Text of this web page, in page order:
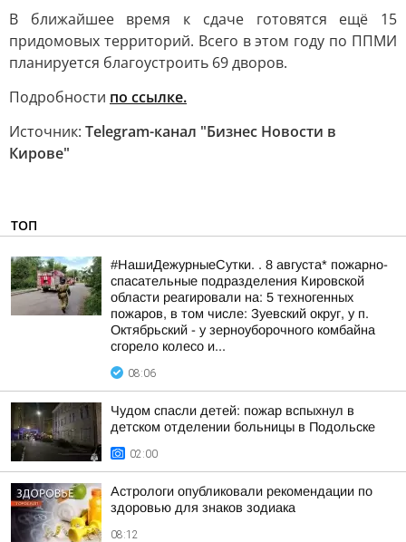
В ближайшее время к сдаче готовятся ещё 15
придомовых территорий. Всего в этом году по ППМИ
планируется благоустроить 69 дворов.
Подробности по ссылке.
Источник: Telegram-канал "Бизнес Новости в
Кирове"
ТОП
#НашиДежурныеСутки. . 8 августа* пожарно-
спасательные подразделения Кировской
области реагировали на: 5 техногенных
пожаров, в том числе: Зуевский округ, у п.
Октябрьский - у зерноуборочного комбайна
сгорело колесо и...
08:06
Чудом спасли детей: пожар вспыхнул в
детском отделении больницы в Подольске
02:00
Астрологи опубликовали рекомендации по
здоровью для знаков зодиака
08:12